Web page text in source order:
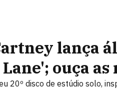
lança
ouça as
20º disco de estúdio solo,